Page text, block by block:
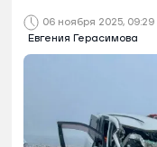
06 ноября 2025, 09:29
Евгения Герасимова